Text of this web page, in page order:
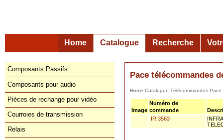
Home Catalogue Recherche
Composants Passifs
Composants pour audio
Pièces de rechange pour vidéo
Courroies de transmission
Relais
Pace télécommandes
Home Catalogue Télécommandes Pace
Image
Numéro de
commande
IR 3563